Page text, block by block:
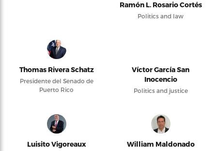
Ramón L. Rosario Cortés
Politics and law
Thomas Rivera Schatz
Presidente del Senado de
Puerto Rico
Víctor García San
Inocencio
Politics and justice
Luisito Vigoreaux William Maldonado